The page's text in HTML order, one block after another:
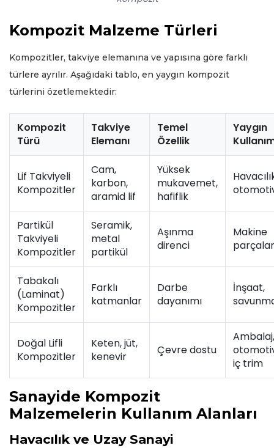
Kompozit Malzeme Türleri
Kompozitler, takviye elemanına ve yapısına göre farklı
türlere ayrılır. Aşağıdaki tablo, en yaygın kompozit
türlerini özetlemektedir:
Kompozit
Türü
Takviye
Elemanı
Temel
Özellik
Yaygın
Lif Takviyeli
Kompozitler
Cam,
karbon,
aramid lif
Yüksek
mukavemet,
hafiflik
Partikül
Takviyeli
Kompozitler
Seramik,
metal
partikül
Aşınma
direnci
Makine
Tabakalı
(Laminat)
Kompozitler
Farklı
katmanlar
Darbe
dayanımı
İnşaat,
Doğal Lifli
Kompozitler
Keten, jüt,
kenevir
Çevre dostu
Ambalaj,
iç trim
Sanayide Kompozit
Malzemelerin Kullanım Alanları
Havacılık ve Uzay Sanayi